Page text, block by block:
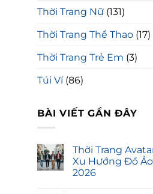
Thời Trang Nữ (131)
Thời Trang Thể Thao (17)
Thời Trang Trẻ Em (3)
Túi Ví(86)
BÀI VIẾT GẦN ĐÂY
Thời Trang
Xu Hướng Đồ
2026